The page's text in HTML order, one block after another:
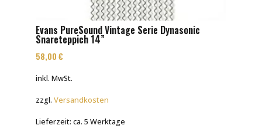
Evans PureSound Vintage Serie Dynasonic
Snareteppich 14”
58,00 €
inkl. MwSt.
zzgl. Versandkosten
Lieferzeit: ca. 5 Werktage